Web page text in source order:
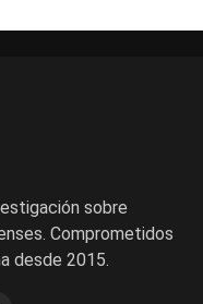
sobre
Comprometidos
desde 2015.